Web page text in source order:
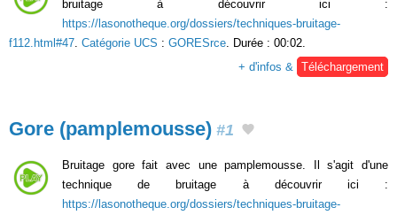
bruitage à découvrir ici :
https://lasonotheque.org/dossiers/techniques-bruitage-
f112.html#47. Catégorie UCS : GORESrce. Durée : 00:02.
+ d'infos & Téléchargement
Gore (pamplemousse) #1
Bruitage gore fait avec une pamplemousse. Il s'agit d'une
technique de bruitage à découvrir ici :
https://lasonotheque.org/dossiers/techniques-bruitage-